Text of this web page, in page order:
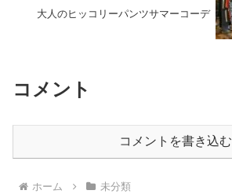
大人のヒッコリーパンツサマーコーデ
コメント
コメントを書き込む
ホーム 未分類